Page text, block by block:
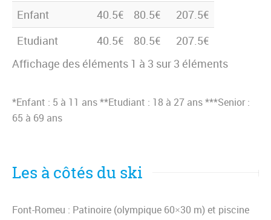
Enfant
40.5€ 80.5€
207.5€
Etudiant
40.5€ 80.5€
207.5€
Affichage des éléments 1 à 3 sur 3 éléments
*Enfant : 5 à 11 ans **Etudiant : 18 à 27 ans ***Senior :
65 à 69 ans
Les à côtés du ski
Font-Romeu : Patinoire (olympique 60×30 m) et piscine